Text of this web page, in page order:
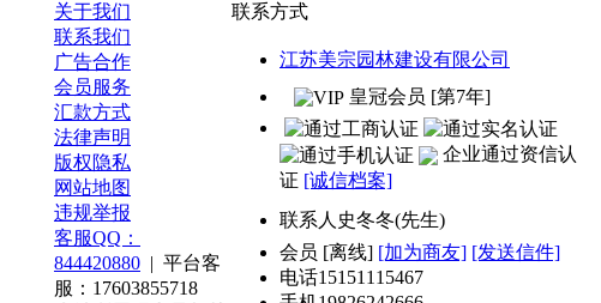
联系方式
江苏美宗园林建设有限公司
皇冠会员 [第7年]
企业通过资信认
证 [诚信档案]
联系人 史冬冬(先生)
会员 [离线] [加为商友] [发送信件]
电话15151115467
关于我们
联系我们
广告合作
会员服务
汇款方式
法律声明
版权隐私
网站地图
违规举报
客服QQ：
844420880 | 平台客
服：17603855718